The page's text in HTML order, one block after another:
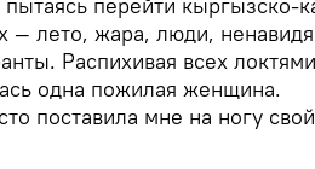
— лето, жара, люди,
Распихивая всех
одна пожилая женщина.
поставила мне на ногу